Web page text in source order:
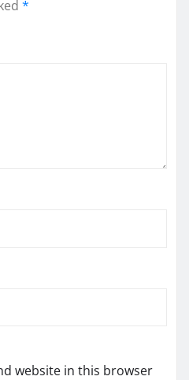
*
website in this browser